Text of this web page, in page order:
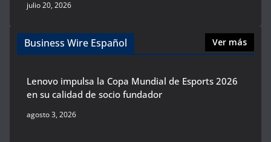
julio 20, 2026
Business Wire Español Ver más
Lenovo impulsa la Copa Mundial de Esports 2026
en su calidad de socio fundador
agosto 3, 2026